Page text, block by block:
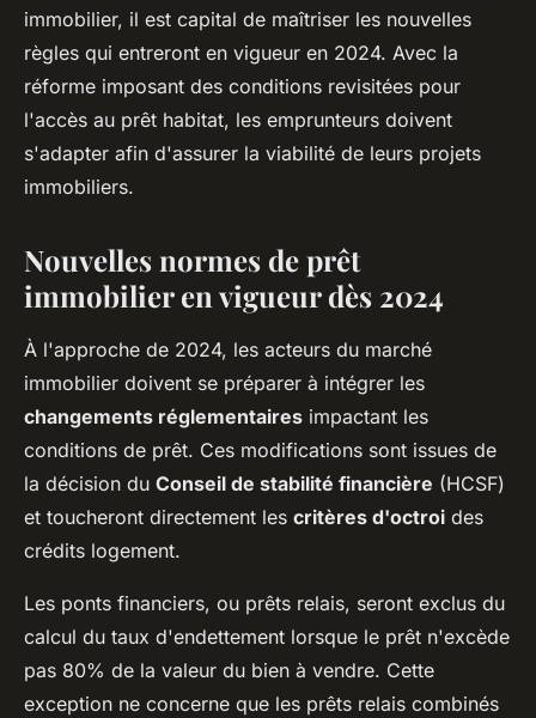
immobilier, il est capital de maîtriser les nouvelles
règles qui entreront en vigueur en 2024. Avec la
réforme imposant des conditions revisitées pour
l'accès au prêt habitat, les emprunteurs doivent
s'adapter afin d'assurer la viabilité de leurs projets
immobiliers.
Nouvelles normes de prêt
immobilier en vigueur dès 2024
À l'approche de 2024, les acteurs du marché
immobilier doivent se préparer à intégrer les
changements réglementaires impactant les
conditions de prêt. Ces modifications sont issues de
la décision du Conseil de stabilité financière (HCSF)
et toucheront directement les critères d'octroi des
crédits logement.
Les ponts financiers, ou prêts relais, seront exclus du
calcul du taux d'endettement lorsque le prêt n'excède
pas 80% de la valeur du bien à vendre. Cette
exception ne concerne que les prêts relais combinés